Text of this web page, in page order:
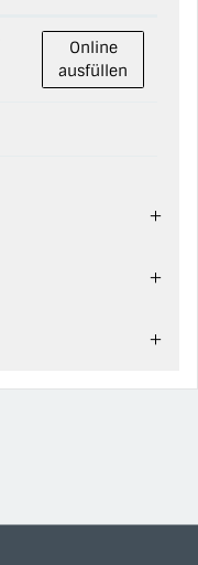
Auszug aus
Online
ausfüllen